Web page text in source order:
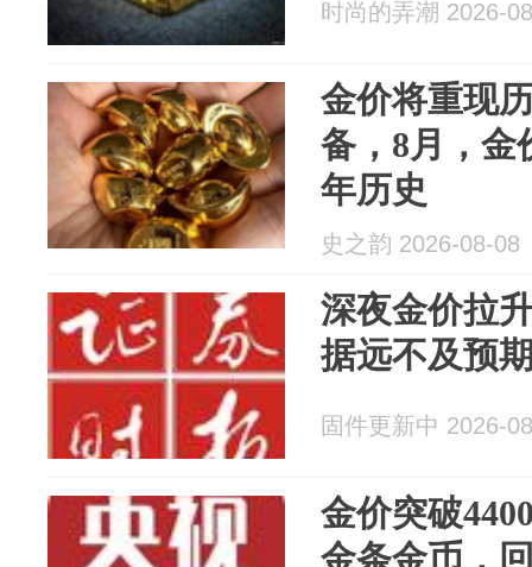
时尚的弄潮 2026-
金价将重现
备，8月，金
年历史
史之韵 2026-08-08
深夜金价拉
据远不及预
固件更新中 2026-
金价突破
金条金币，